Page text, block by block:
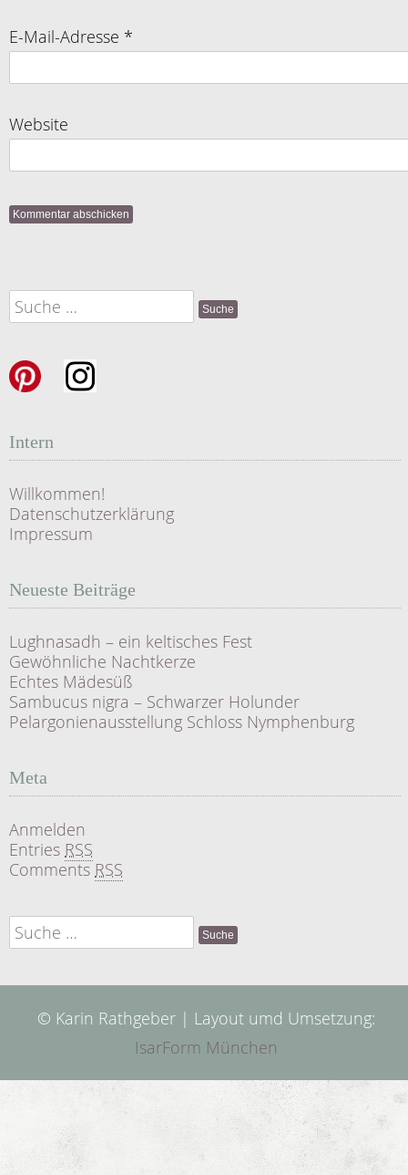
E-Mail-Adresse *
Website
Suche
nach:
Intern
Willkommen!
Datenschutzerklärung
Impressum
Neueste Beiträge
Lughnasadh – ein keltisches Fest
Gewöhnliche Nachtkerze
Echtes Mädesüß
Sambucus nigra – Schwarzer Holunder
Pelargonienausstellung Schloss Nymphenburg
Meta
Anmelden
Entries RSS
Comments RSS
Suche
nach:
© Karin Rathgeber | Layout umd Umsetzung:
IsarForm München